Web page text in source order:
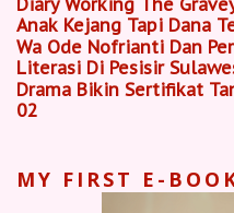
Diary Working The
Anak Kejang Tapi Dana
Wa Ode Nofrianti Dan
Literasi Di Pesisir
Drama Bikin Sertifikat
02
MY FIRST E-